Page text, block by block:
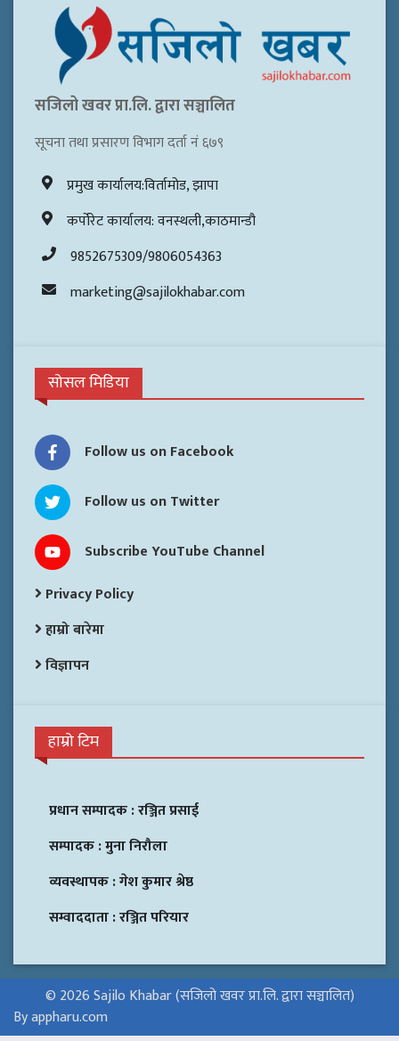
सजिलो खवर प्रा.लि. द्वारा सञ्चालित
सूचना तथा प्रसारण विभाग दर्ता नं ६७९
प्रमुख कार्यालय:विर्तामोड, झापा
कर्पोरेट कार्यालय: वनस्थली,काठमान्डौ
9852675309/9806054363
marketing@sajilokhabar.com
सोसल मिडिया
Follow us on Facebook
Follow us on Twitter
Subscribe YouTube Channel
Privacy Policy
हाम्रो बारेमा
विज्ञापन
हाम्रो टिम
प्रधान सम्पादक :रञ्जित प्रसाई
सम्पादक :मुना निरौला
व्यवस्थापक :गेश कुमार श्रेष्ठ
सम्वाददाता :रञ्जित परियार
© 2026 Sajilo Khabar (सजिलो खवर प्रा.लि. द्वारा सञ्चालित)
By appharu.com